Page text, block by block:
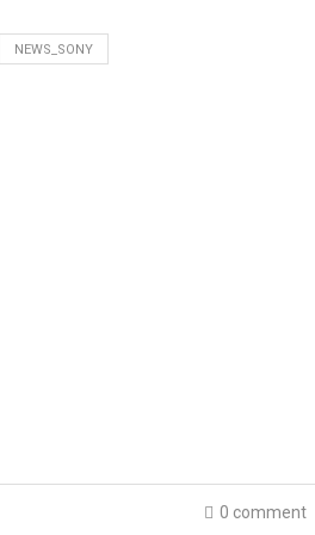
NEWS_SONY
0 comment